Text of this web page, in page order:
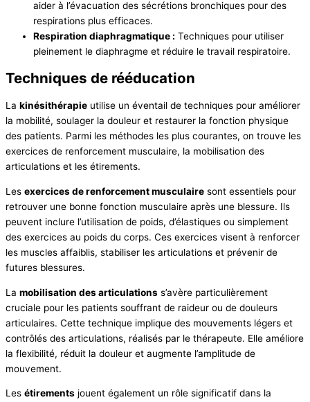
aider à l’évacuation des sécrétions bronchiques pour des
respirations plus efficaces.
Respiration diaphragmatique : Techniques pour utiliser
pleinement le diaphragme et réduire le travail respiratoire.
Techniques de rééducation
La kinésithérapie utilise un éventail de techniques pour améliorer
la mobilité, soulager la douleur et restaurer la fonction physique
des patients. Parmi les méthodes les plus courantes, on trouve les
exercices de renforcement musculaire, la mobilisation des
articulations et les étirements.
Les exercices de renforcement musculaire sont essentiels pour
retrouver une bonne fonction musculaire après une blessure. Ils
peuvent inclure l’utilisation de poids, d’élastiques ou simplement
des exercices au poids du corps. Ces exercices visent à renforcer
les muscles affaiblis, stabiliser les articulations et prévenir de
futures blessures.
La mobilisation des articulations s’avère particulièrement
cruciale pour les patients souffrant de raideur ou de douleurs
articulaires. Cette technique implique des mouvements légers et
contrôlés des articulations, réalisés par le thérapeute. Elle améliore
la flexibilité, réduit la douleur et augmente l’amplitude de
mouvement.
Les étirements jouent également un rôle significatif dans la